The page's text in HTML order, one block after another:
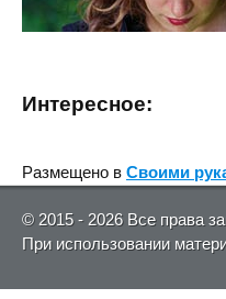
Интересное:
Размещено в Своими
© 2015 - 2026 Все права
При использовании